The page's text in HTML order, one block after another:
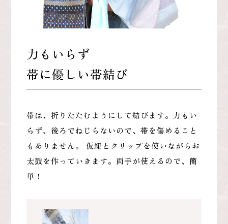
力もいらず
帯に優しい帯結び
帯は、折りたたむようにして結びます。力もい
らず、後ろでねじらないので、帯を傷めること
もありません。 仮紐とクリップを使いながらお
太鼓を作っていきます。両手が使えるので、簡
単！